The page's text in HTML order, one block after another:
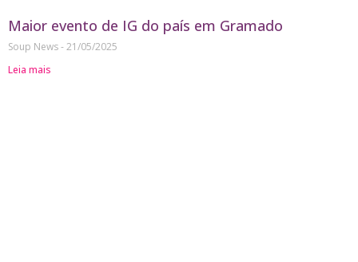
Maior evento de IG do país em Gramado
Soup News 21/05/2025
Leia mais